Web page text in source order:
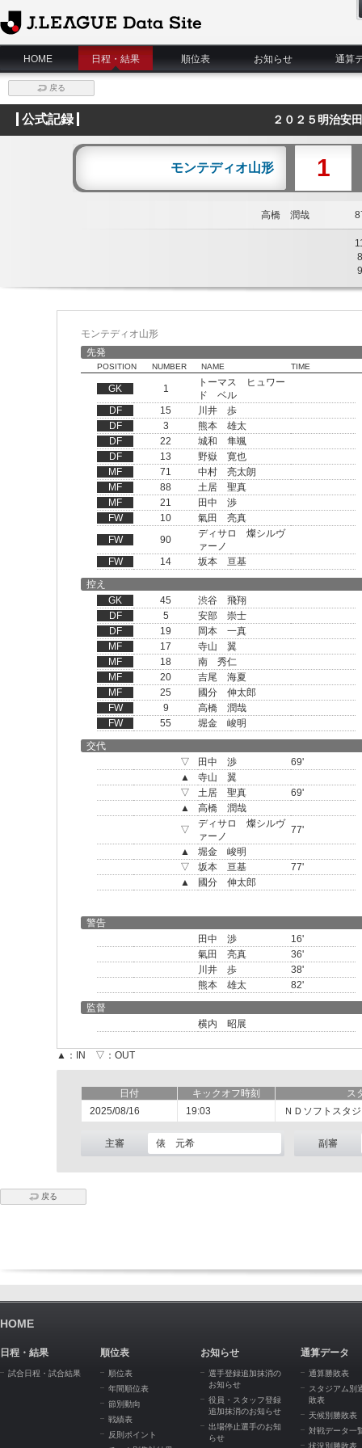
J.League Data Site
HOME
日程・結果 順位表 お知らせ 通算
戻る
公式記録 ２０２５明治安
モンテディオ山形 1
高橋 潤哉
8
9
モンテディオ山形
先発
POSITION NUMBER NAME TIME
GK 1
トーマス ヒュワー
ド ベル
DF
15
川井 歩
DF
3
熊本 雄太
DF
22
城和 隼颯
DF
13
野嶽 寛也
MF
71
中村 亮太朗
MF
88
土居 聖真
MF
21
田中 渉
FW
10
氣田 亮真
FW
90
ディサロ 燦シルヴ
ァーノ
FW
14
坂本 亘基
控え
GK
45
渋谷 飛翔
DF
5
安部 崇士
DF
19
岡本 一真
MF
17
寺山 翼
MF
18
南 秀仁
MF
20
吉尾 海夏
MF
25
國分 伸太郎
FW
9
高橋 潤哉
FW
55
堀金 峻明
交代
▽
田中 渉
69'
▲
寺山 翼
▽
土居 聖真
69'
▲
高橋 潤哉
▽
ディサロ 燦シルヴ
ァーノ
77'
▲
堀金 峻明
▽
坂本 亘基
77'
▲
國分 伸太郎
警告
田中 渉
16'
氣田 亮真
36'
川井 歩
38'
熊本 雄太
82'
監督
横内 昭展
▲：IN ▽：OUT
日付 キックオフ時刻
ス
2025/08/16
19:03 ＮＤソフトスタ
主審 俵 元希 副審
戻る
HOME
日程・結果
試合日程・試合結果
順位表
順位表
年間順位表
節別動向
戦績表
反則ポイント
お知らせ
選手登録追加抹消の
お知らせ
役員・スタッフ登録
追加抹消のお知らせ
出場停止選手のお知
らせ
通算データ
通算勝敗表
スタジアム別
敗表
天候別勝敗表
対戦データ一
状況別勝敗表